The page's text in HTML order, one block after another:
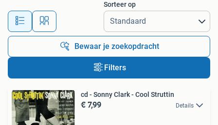
Alle afstanden…
Sorteer op
Bewaar je zoekopdracht
Filters
cd - Sonny Clark - Cool Struttin
€ 7,99 Details